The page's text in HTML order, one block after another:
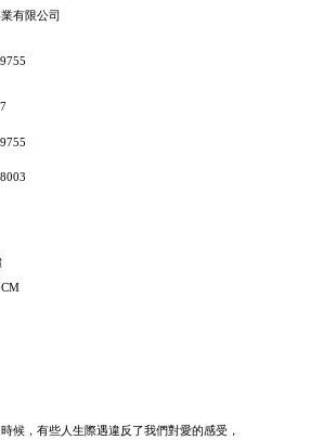
有限公司
候，有些人生際遇違反了我們對愛的感受，